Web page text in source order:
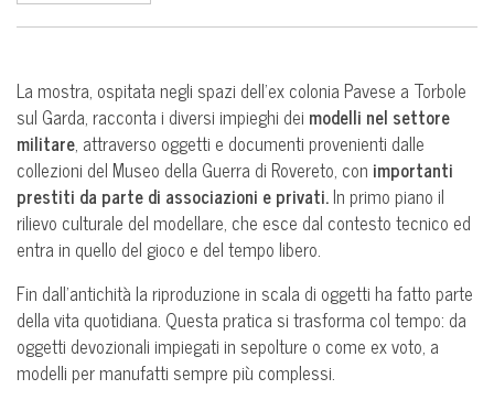
La mostra, ospitata negli spazi dell’ex colonia Pavese a Torbole
sul Garda, racconta i diversi impieghi dei modelli nel settore
militare, attraverso oggetti e documenti provenienti dalle
collezioni del Museo della Guerra di Rovereto, con importanti
prestiti da parte di associazioni e privati.In primo piano il
rilievo culturale del modellare, che esce dal contesto tecnico ed
entra in quello del gioco e del tempo libero.
Fin dall’antichità la riproduzione in scala di oggetti ha fatto parte
della vita quotidiana. Questa pratica si trasforma col tempo: da
oggetti devozionali impiegati in sepolture o come ex voto, a
modelli per manufatti sempre più complessi.